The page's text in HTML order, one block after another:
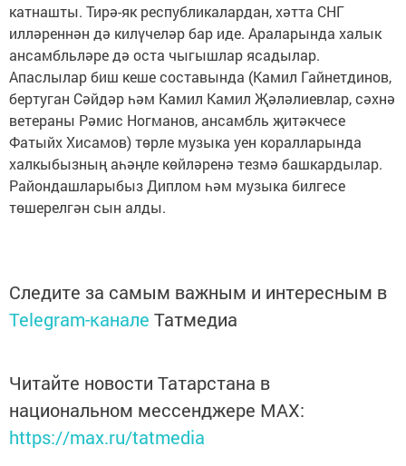
катнашты. Тирә-як республикалардан, хәтта СНГ
илләреннән дә килүчеләр бар иде. Араларында халык
ансамбльләре дә оста чыгышлар ясадылар.
Апаслылар биш кеше составында (Камил Гайнетдинов,
бертуган Сәйдәр һәм Камил Камил Җәләлиевлар, сәхнә
ветераны Рәмис Ногманов, ансамбль җитәкчесе
Фатыйх Хисамов) төрле музыка уен коралларында
халкыбызның аһәңле көйләренә тезмә башкардылар.
Райондашларыбыз Диплом һәм музыка билгесе
төшерелгән сын алды.
Следите за самым важным и интересным в
Telegram-канале Татмедиа
Читайте новости Татарстана в
национальном мессенджере MАХ:
https://max.ru/tatmedia